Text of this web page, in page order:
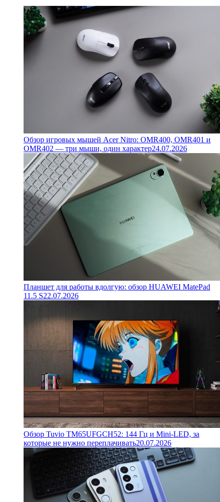
Обзор игровых мышей Acer Nitro: OMR400, OMR401 и
OMR402 — три мыши, один характер24.07.2026
Планшет для работы вдолгую: обзор HUAWEI MatePad
11.5 S22.07.2026
Обзор Tuvio TM65UFGCH52: 144 Гц и Mini-LED, за
которые не нужно переплачивать20.07.2026